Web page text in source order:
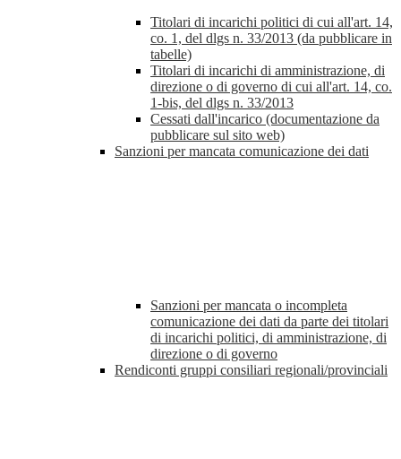
Titolari di incarichi politici di cui all'art. 14,
co. 1, del dlgs n. 33/2013 (da pubblicare in
tabelle)
Titolari di incarichi di amministrazione, di
direzione o di governo di cui all'art. 14, co.
1-bis, del dlgs n. 33/2013
Cessati dall'incarico (documentazione da
pubblicare sul sito web)
Sanzioni per mancata comunicazione dei dati
Sanzioni per mancata o incompleta
comunicazione dei dati da parte dei titolari
di incarichi politici, di amministrazione, di
direzione o di governo
Rendiconti gruppi consiliari regionali/provinciali